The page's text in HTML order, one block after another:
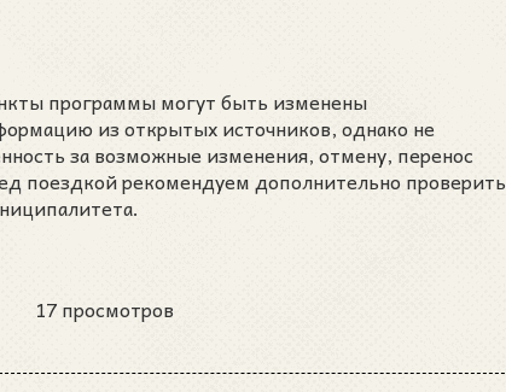
программы могут быть изменены
из открытых источников, однако не
за возможные изменения, отмену, перенос
поездкой рекомендуем дополнительно проверить
17 просмотров